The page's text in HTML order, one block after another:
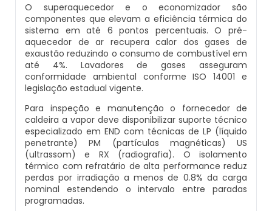
Caldeira Vertical
Caldeiraria De Fabricação E Montagem
Industrial
Caldeiraria E Montagem Industrial
Caldeiraria Industrial
Caldeiraria Pesada
Caldeiras De Recuperação De Calor Sensivel
Inspeção De Integridade Em Caldeiras
Inspeção De Segurança Caldeira
Inspeção De Segurança De Caldeiras
Inspeção De Segurança Em Caldeiras
Inspeção De Segurança Em Caldeiras E
Vasos De Pressão
Inspeção De Segurança Em Vasos De
Manutenção De Caldeiras A Vapor
Manutenção De Caldeiras E Aquecedores
Manutenção De Caldeiras Em Sp
Manutenção De Caldeiras Industriais
Manutenção Em Caldeiras De Alta Pressão
Manutenção Preventiva Caldeiras
Caldeira Em Vapor
Caldeira Geradora De Vapor A Lenha
Caldeira Locomotiva A Vapor
Caldeira Usada A Venda
Caldeira Vapor A Lenha
Compra E Venda De Caldeiras Usadas
Comprar Caldeira A Gás
Cotação De Caldeira A Gás
Distribuidor De Caldeira A Gás
Empresa De Caldeira A Gás
Empresa De Manutenção De Caldeira A Gás
Fornecedor De Caldeira A Gás
O superaquecedor e o economizador são
componentes que elevam a eficiência térmica do
sistema em até 6 pontos percentuais. O pré-
aquecedor de ar recupera calor dos gases de
exaustão reduzindo o consumo de combustível em
até 4%. Lavadores de gases asseguram
conformidade ambiental conforme ISO 14001 e
legislação estadual vigente.
Para inspeção e manutenção o fornecedor de
caldeira a vapor deve disponibilizar suporte técnico
especializado em END com técnicas de LP (líquido
penetrante) PM (partículas magnéticas) US
(ultrassom) e RX (radiografia). O isolamento
térmico com refratário de alta performance reduz
perdas por irradiação a menos de 0.8% da carga
nominal estendendo o intervalo entre paradas
programadas.